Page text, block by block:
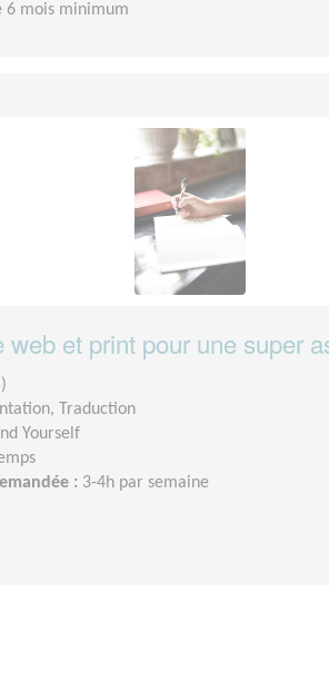
6 mois minimum
web et print pour une super
Traduction
Yourself
: 3-4h par semaine